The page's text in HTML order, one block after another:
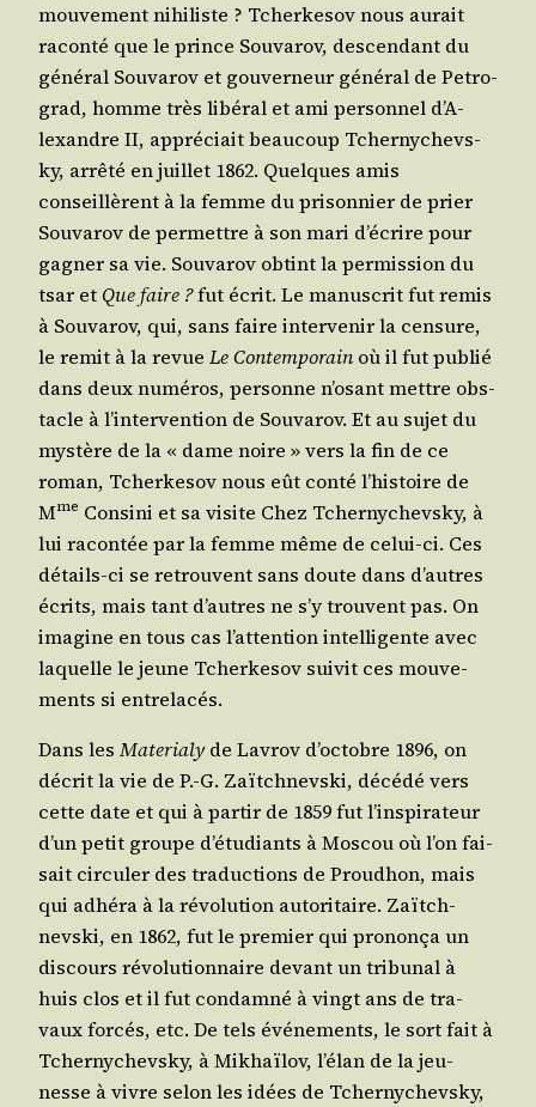
mou­ve­ment nihi­liste ? Tcher­ke­sov nous aurait
racon­té que le prince Sou­va­rov, des­cen­dant du
géné­ral Sou­va­rov et gou­ver­neur géné­ral de Petro­
grad, homme très libé­ral et ami per­son­nel d’A­
lexandre II, appré­ciait beau­coup Tcher­ny­chevs­
ky, arrê­té en juillet 1862. Quelques amis
conseillèrent à la femme du pri­son­nier de prier
Sou­va­rov de per­mettre à son mari d’é­crire pour
gagner sa vie. Sou­va­rov obtint la per­mis­sion du
tsar et Que faire ?fut écrit. Le manus­crit fut remis
à Sou­va­rov, qui, sans faire inter­ve­nir la cen­sure,
le remit à la revue Le Contem­po­rain où il fut publié
dans deux numé­ros, per­sonne n’o­sant mettre obs­
tacle à l’in­ter­ven­tion de Sou­va­rov. Et au sujet du
mys­tère de la « dame noire » vers la fin de ce
roman, Tcher­ke­sov nous eût conté l’his­toire de
Mme Consi­ni et sa visite Chez Tcher­ny­chevs­ky, à
lui racon­tée par la femme même de celui-ci. Ces
détails-ci se retrouvent sans doute dans d’autres
écrits, mais tant d’autres ne s’y trouvent pas. On
ima­gine en tous cas l’at­ten­tion intel­li­gente avec
laquelle le jeune Tcher­ke­sov sui­vit ces mou­ve­
ments si entrelacés.
Dans lesMate­ria­lyde Lavrov d’oc­tobre 1896, on
décrit la vie de P.-G. Zaïtch­nevs­ki, décé­dé vers
cette date et qui à par­tir de 1859 fut l’ins­pi­ra­teur
d’un petit groupe d’é­tu­diants à Mos­cou où l’on fai­
sait cir­cu­ler des tra­duc­tions de Prou­dhon, mais
qui adhé­ra à la révo­lu­tion auto­ri­taire. Zaïtch­
nevs­ki, en 1862, fut le pre­mier qui pro­non­ça un
dis­cours révo­lu­tion­naire devant un tri­bu­nal à
huis clos et il fut condam­né à vingt ans de tra­
vaux for­cés, etc. De tels évé­ne­ments, le sort fait à
Tcher­ny­chevs­ky, à Mikhaï­lov, l’é­lan de la jeu­
nesse à vivre selon les idées de Tcher­ny­chevs­ky,